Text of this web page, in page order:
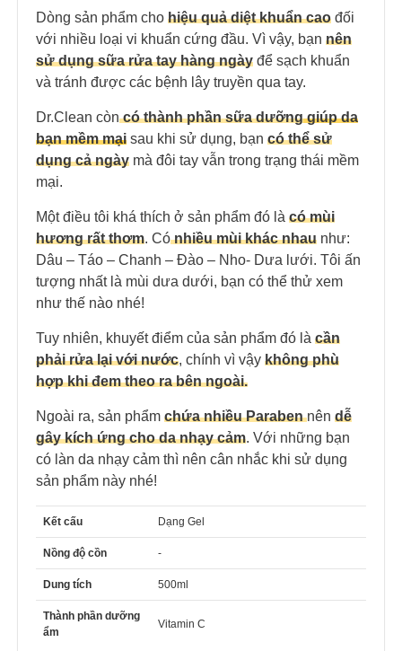
Dòng sản phẩm cho hiệu quả diệt khuẩn cao đối
với nhiều loại vi khuẩn cứng đầu. Vì vậy, bạn nên
sử dụng sữa rửa tay hàng ngày để sạch khuẩn
và tránh được các bệnh lây truyền qua tay.
Dr.Clean còncó thành phần sữa dưỡnggiúp da
bạn mềm mại sau khi sử dụng, bạn có thể sử
dụng cả ngày mà đôi tay vẫn trong trạng thái mềm
mại.
Một điều tôi khá thích ở sản phẩm đó là có mùi
hương rất thơm. Cónhiều mùi khác nhau như:
Dâu – Táo – Chanh – Đào – Nho- Dưa lưới. Tôi ấn
tượng nhất là mùi dưa dưới, bạn có thể thử xem
như thế nào nhé!
Tuy nhiên, khuyết điểm của sản phẩm đó là cần
phải rửa lại với nước, chính vì vậy không phù
hợp khi đem theo ra bên ngoài.
Ngoài ra, sản phẩm chứa nhiều Paraben nên dễ
gây kích ứng cho da nhạy cảm. Với những bạn
có làn da nhạy cảm thì nên cân nhắc khi sử dụng
sản phẩm này nhé!
Kết cấu Dạng Gel
Nồng độ cồn -
Dung tích 500ml
Thành phần dưỡng
ẩm
Vitamin C